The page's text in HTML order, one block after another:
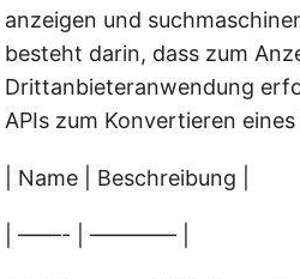
anzeigen und
besteht darin, dass zum
Drittanbieteranwendung
APIs zum Konvertieren
| Name | Beschreibung |
| ——- | ———— |